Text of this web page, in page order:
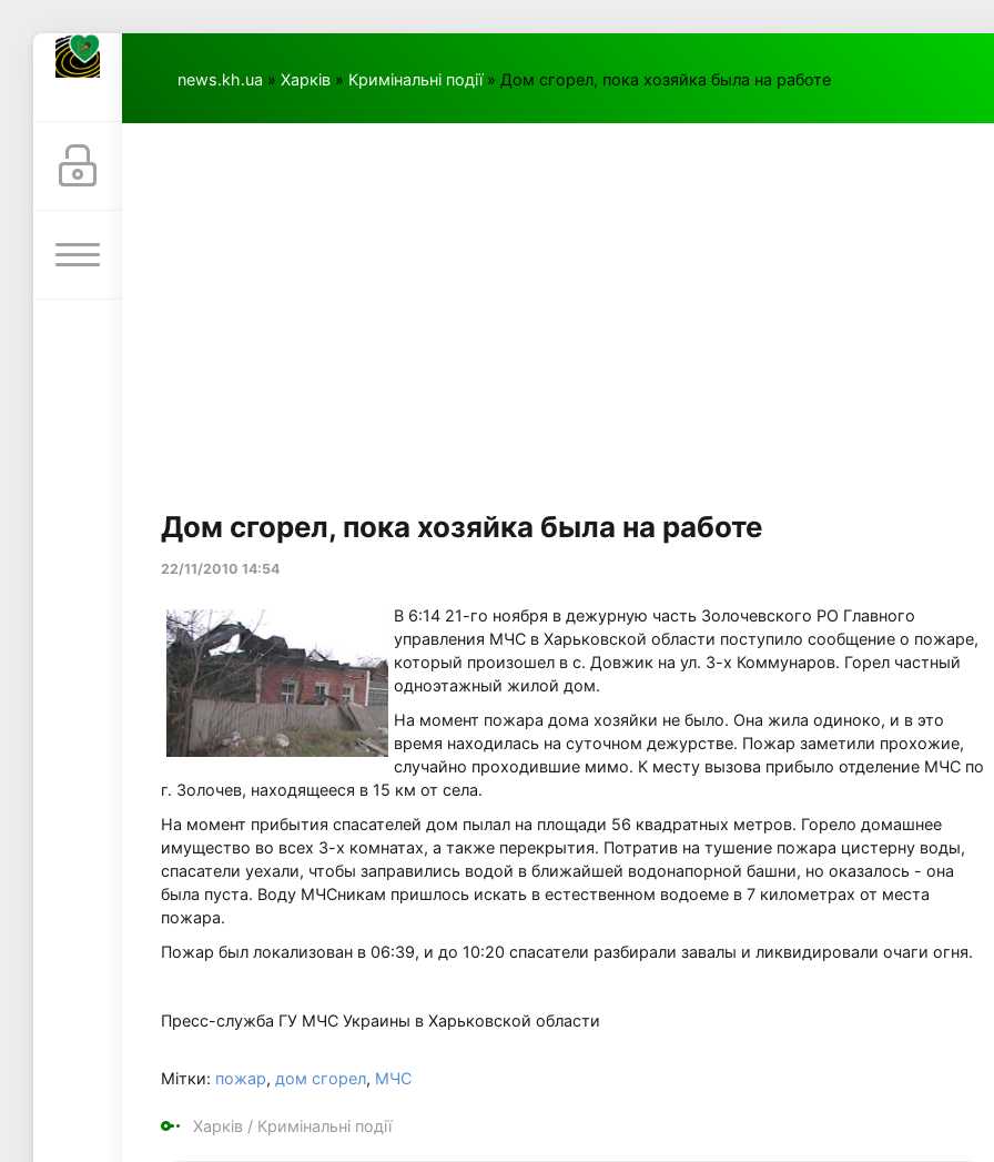
news.kh.ua » Харків » Кримінальні події» Дом сгорел, пока хозяйка была на работе
Дом сгорел, пока хозяйка была на работе
22/11/2010 14:54
В 6:14 21-го ноября в дежурную часть Золочевского РО Главного
управления МЧС в Харьковской области поступило сообщение о пожаре,
который произошел в с. Довжик на ул. 3-х Коммунаров. Горел частный
одноэтажный жилой дом.
На момент пожара дома хозяйки не было. Она жила одиноко, и в это
время находилась на суточном дежурстве. Пожар заметили прохожие,
случайно проходившие мимо. К месту вызова прибыло отделение МЧС по
г. Золочев, находящееся в 15 км от села.
На момент прибытия спасателей дом пылал на площади 56 квадратных метров. Горело домашнее
имущество во всех 3-х комнатах, а также перекрытия. Потратив на тушение пожара цистерну воды,
спасатели уехали, чтобы заправились водой в ближайшей водонапорной башни, но оказалось - она
была пуста. Воду МЧСникам пришлось искать в естественном водоеме в 7 километрах от места
пожара.
Пожар был локализован в 06:39, и до 10:20 спасатели разбирали завалы и ликвидировали очаги огня.
Пресс-служба ГУ МЧС Украины в Харьковской области
Мітки: пожар, дом сгорел, МЧС
Харків / Кримінальні події